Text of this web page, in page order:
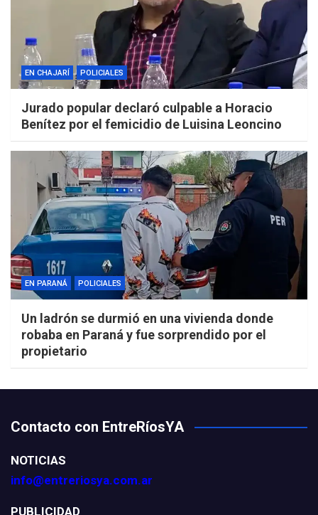
EN CHAJARÍ POLICIALES
Jurado popular declaró culpable a Horacio
Benítez por el femicidio de Luisina Leoncino
EN PARANÁ POLICIALES
Un ladrón se durmió en una vivienda donde
robaba en Paraná y fue sorprendido por el
propietario
Contacto con EntreRíosYA
NOTICIAS
info@entreriosya.com.ar
PUBLICIDAD